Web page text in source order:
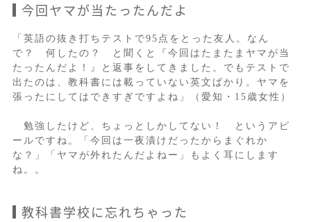
今回ヤマが当たったんだよ
「英語の抜き打ちテストで95点をとった友人。なん
で？ 何したの？ と聞くと『今回はたまたまヤマが当
たったんだよ！』と返事をしてきました。でもテストで
出たのは、教科書には載っていない英文ばかり。ヤマを
張ったにしてはできすぎですよね」（愛知・15歳女性）
勉強したけど、ちょっとしかしてない！ というアピ
ールですね。「今回は一夜漬けだったからまぐれか
な？」「ヤマが外れたんだよねー」もよく耳にします
ね。。
教科書学校に忘れちゃった